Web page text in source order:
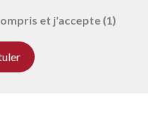
et j'accepte (1)